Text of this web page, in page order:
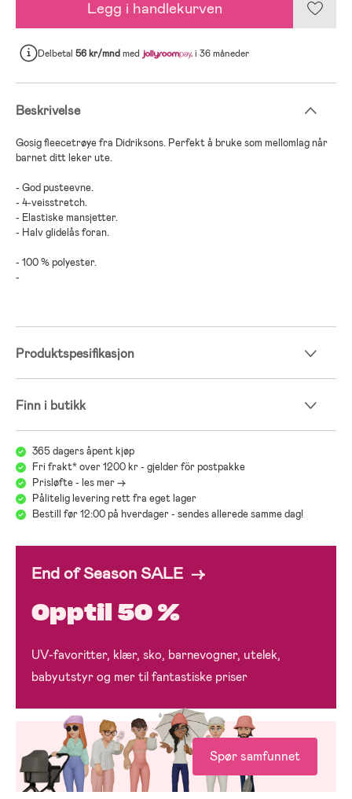
Legg i handlekurven
Delbetal 56 kr/mndmed i 36 måneder
Beskrivelse
Gosig fleecetrøye fra Didriksons. Perfekt å bruke som mellomlag når
barnet ditt leker ute.
- God pusteevne.
- 4-veisstretch.
- Elastiske mansjetter.
- Halv glidelås foran.
- 100 % polyester.
-
Produktspesifikasjon
Finn i butikk
365 dagers åpent kjøp
Fri frakt* over 1200 kr - gjelder för postpakke
Prisløfte - les mer ->
Pålitelig levering rett fra eget lager
Bestill før 12:00 på hverdager - sendes allerede samme dag!
End of Season SALE →
Opptil 50 %
UV-favoritter, klær, sko, barnevogner, utelek,
babyutstyr og mer til fantastiske priser
Spør samfunnet